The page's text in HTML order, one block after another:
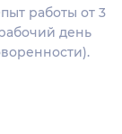
работы от 3
день